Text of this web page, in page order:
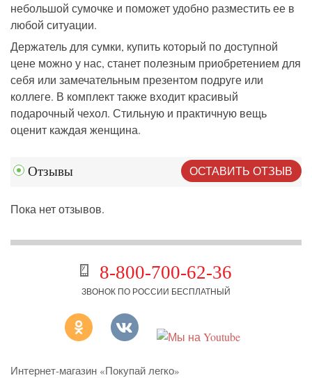
небольшой сумочке и поможет удобно разместить ее в
любой ситуации.
Держатель для сумки, купить который по доступной
цене можно у нас, станет полезным приобретением для
себя или замечательным презентом подруге или
коллеге. В комплект также входит красивый
подарочный чехол. Стильную и практичную вещь
оценит каждая женщина.
Отзывы ОСТАВИТЬ ОТЗЫВ
Пока нет отзывов.
8-800-700-62-36
ЗВОНОК ПО РОССИИ БЕСПЛАТНЫЙ
Интернет-магазин «Покупай легко»